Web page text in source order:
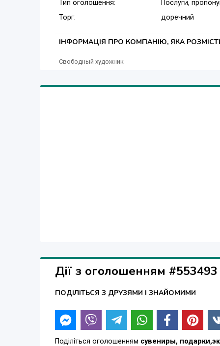
Тип оголошення:
Послуги,
Торг:
доречний
ІНФОРМАЦІЯ ПРО КОМПАНІЮ, ЯКА
Свободный художник
Дії з оголошенням #553493
ПОДІЛІТЬСЯ З ДРУЗЯМИ І ЗНАЙОМИМИ
Поділіться оголошенням сувениры,